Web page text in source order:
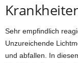
Sehr empfindlich
Unzureichende
und abfallen. In